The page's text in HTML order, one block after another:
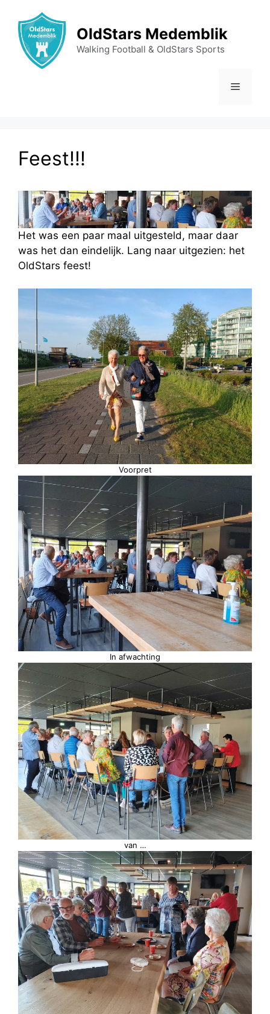
naar
inhoud
OldStars Medemblik
Walking Football & OldStars Sports
Menu
Feest!!!
Het was een paar maal uitgesteld, maar daar
was het dan eindelijk. Lang naar uitgezien: het
OldStars feest!
Voorpret
In afwachting
van …